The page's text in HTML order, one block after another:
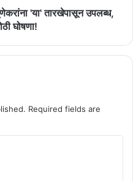
'या' तारखेपासून उपलब्ध,
घोषणा!
Required fields are